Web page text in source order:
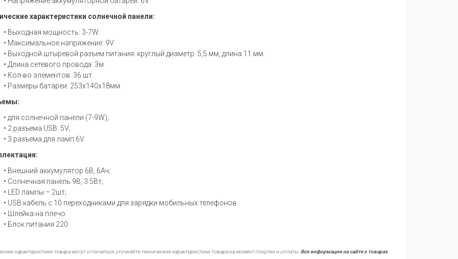
характеристики солнечной панели:
• Выходная мощность: 3-7W.
• Максимальное напряжение: 9V.
• Выходной штыревой разъем питания: круглый диаметр. 5,5 мм, длина 11 мм.
• Длина сетевого провода: 3м.
• Кол-во элементов: 36 шт.
• Размеры батареи: 253х140х18мм.
• для солнечной панели (7-9W);
• 2 разъема USB: 5V;
• 3 разъема для ламп 6V.
• Внешний аккумулятор 6В, 6Ач;
• Солнечная панель 9В, 3.5Вт;
• LED лампы – 2шт;
• USB кабель с 10 переходниками для зарядки мобильных телефонов.
• Шлейка на плечо
• Блок питания 220
характеристики товара могут отличаться, уточняйте технические характеристики товара на момент покупки и оплаты. Вся информация на сайте о товарах